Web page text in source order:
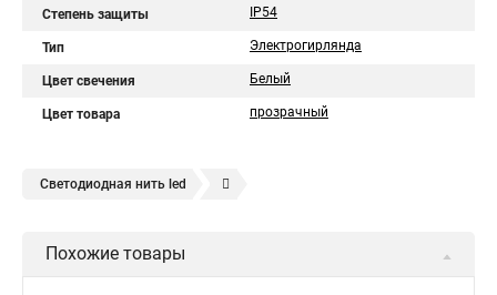
Степень защиты IP54
Тип Электрогирлянда
Цвет свечения Белый
Цвет товара прозрачный
Светодиодная нить led
Уличная светодиодная нить
Похожие товары